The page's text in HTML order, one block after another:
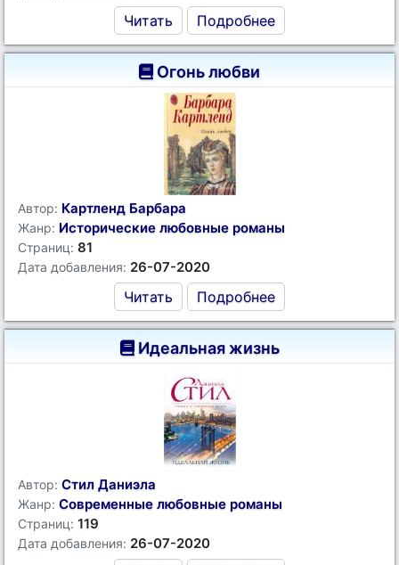
Читать Подробнее
Огонь любви
Автор: Картленд Барбара
Жанр: Исторические любовные романы
Страниц: 81
Дата добавления: 26-07-2020
Читать Подробнее
Идеальная жизнь
Автор: Стил Даниэла
Жанр: Современные любовные романы
Страниц: 119
Дата добавления: 26-07-2020